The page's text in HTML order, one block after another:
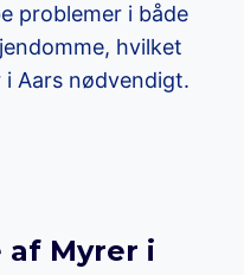
problemer i både
hvilket
Aars nødvendigt.
af Myrer i